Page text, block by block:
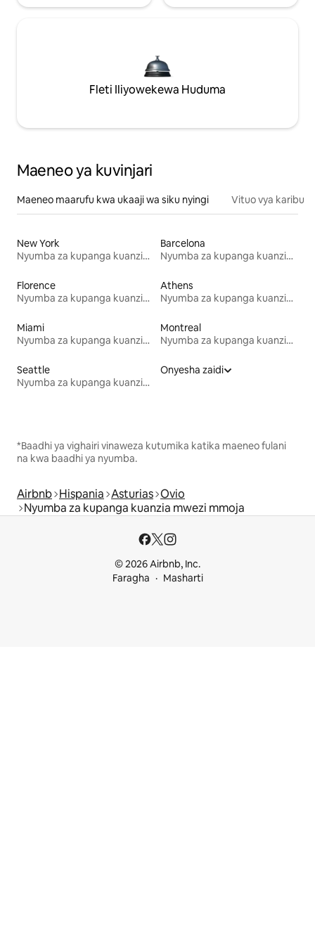
Fleti Iliyowekewa Huduma
Maeneo ya kuvinjari
Maeneo maarufu kwa ukaaji wa siku nyingi Vituo vya karibu
New York
Nyumba za kupanga kuanzia mwezi mmoja
Barcelona
Nyumba za kupanga kuanzia mwezi mmoja
Florence
Nyumba za kupanga kuanzia mwezi mmoja
Athens
Nyumba za kupanga kuanzia mwezi mmoja
Miami
Nyumba za kupanga kuanzia mwezi mmoja
Montreal
Nyumba za kupanga kuanzia mwezi mmoja
Seattle
Nyumba za kupanga kuanzia mwezi mmoja
Onyesha zaidi
*Baadhi ya vighairi vinaweza kutumika katika maeneo fulani
na kwa baadhi ya nyumba.
Airbnb Hispania Asturias Ovio
Nyumba za kupanga kuanzia mwezi mmoja
© 2026 Airbnb, Inc.
Faragha
Masharti